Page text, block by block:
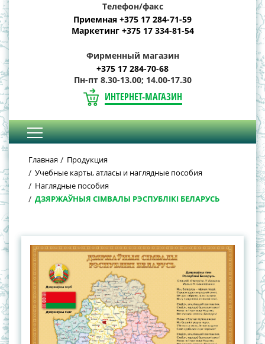
Телефон/факс
Приемная +375 17 284-71-59
Маркетинг +375 17 334-81-54
Фирменный магазин
+375 17 284-70-68
Пн-пт 8.30-13.00; 14.00-17.30
ИНТЕРНЕТ-МАГАЗИН
Главная
Продукция
Учебные карты, атласы и наглядные пособия
Наглядные пособия
ДЗЯРЖАЎНЫЯ СIМВАЛЫ РЭСПУБЛIКI БЕЛАРУСЬ